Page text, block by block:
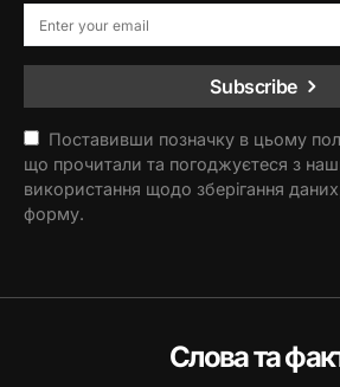
Subscribe
Поставивши позначку в цьому
що прочитали та погоджуєтеся з
використання щодо зберігання
форму.
Слова та